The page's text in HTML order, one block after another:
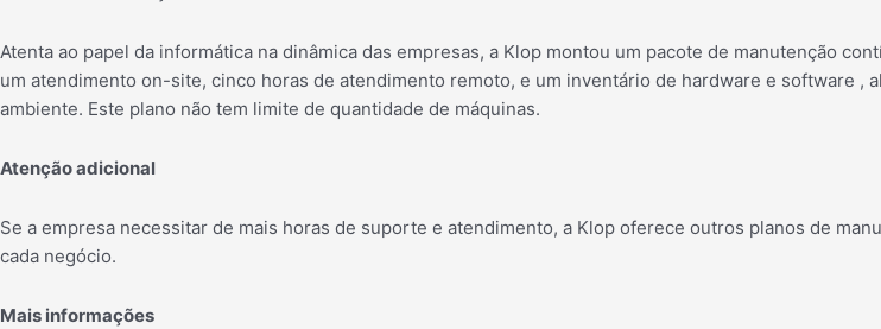
Atenta ao papel da informática na dinâmica das empresas, a Klop montou um pacote de manutenção
um atendimento on-site, cinco horas de atendimento remoto, e um inventário de hardware e software ,
ambiente. Este plano não tem limite de quantidade de máquinas.
Atenção adicional
Se a empresa necessitar de mais horas de suporte e atendimento, a Klop oferece outros planos de
cada negócio.
Mais informações